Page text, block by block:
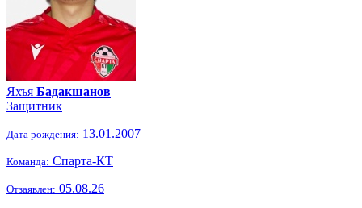
Яхъя Бадакшанов
Защитник
Дата рождения: 13.01.2007
Команда: Спарта-КТ
Отзаявлен: 05.08.26